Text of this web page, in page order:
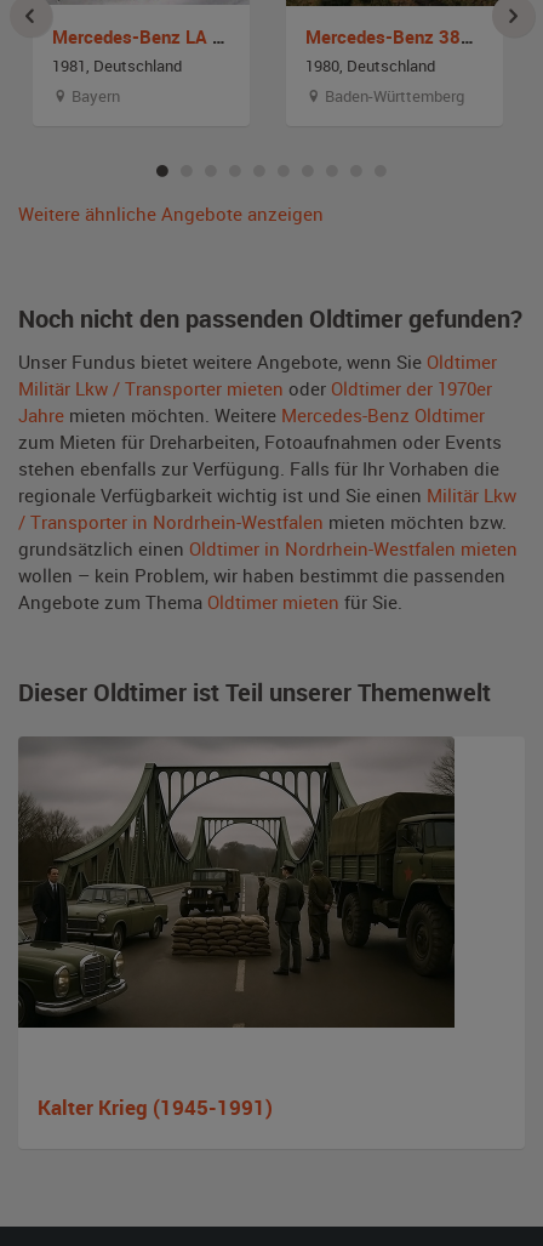
Mercedes-Benz LA 911 B
1981, Deutschland
Bayern
Mercedes-Benz 380 SE
1980, Deutschland
Baden-Württemberg
Weitere ähnliche Angebote anzeigen
Noch nicht den passenden Oldtimer gefunden?
Unser Fundus bietet weitere Angebote, wenn Sie Oldtimer
Militär Lkw / Transporter mieten oder Oldtimer der 1970er
Jahre mieten möchten. Weitere Mercedes-Benz Oldtimer
zum Mieten für Dreharbeiten, Fotoaufnahmen oder Events
stehen ebenfalls zur Verfügung. Falls für Ihr Vorhaben die
regionale Verfügbarkeit wichtig ist und Sie einen Militär Lkw
/ Transporter in Nordrhein-Westfalen mieten möchten bzw.
grundsätzlich einen Oldtimer in Nordrhein-Westfalen mieten
wollen – kein Problem, wir haben bestimmt die passenden
Angebote zum Thema Oldtimer mieten für Sie.
Dieser Oldtimer ist Teil unserer Themenwelt
Kalter Krieg (1945-1991)